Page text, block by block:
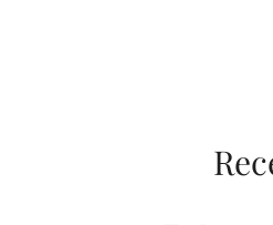
ne predstavljaju medicinski
posavjetujte se s liječnikom ili